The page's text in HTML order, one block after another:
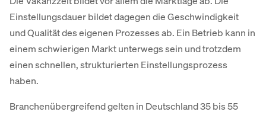
Einstellungsdauer bildet dagegen die Geschwindigkeit
und Qualität des eigenen Prozesses ab. Ein Betrieb kann in
einem schwierigen Markt unterwegs sein und trotzdem
einen schnellen, strukturierten Einstellungsprozess
haben.
Branchenübergreifend gelten in Deutschland 35 bis 55